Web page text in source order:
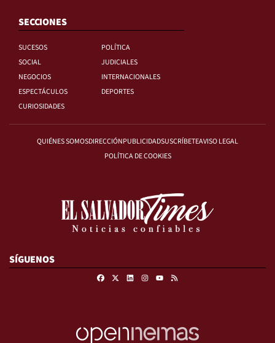
SECCIONES
SUCESOS
POLÍTICA
SOCIAL
JUDICIALES
NEGOCIOS
INTERNACIONALES
ESPECTÁCULOS
DEPORTES
CURIOSIDADES
QUIÉNES SOMOSDIRECCIÓNPUBLICIDADSUSCRÍBETEAVISO LEGAL
POLÍTICA DE COOKIES
SÍGUENOS
FacebookLinkedinInstagram